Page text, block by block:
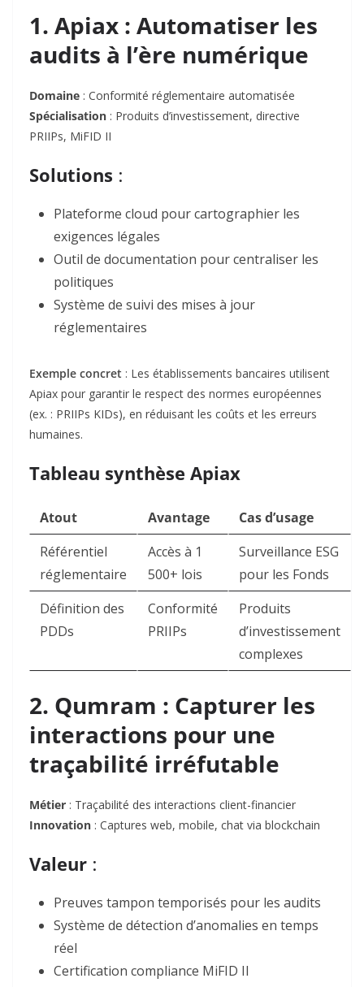
1. Apiax : Automatiser les
audits à l’ère numérique
Domaine : Conformité réglementaire automatisée
Spécialisation : Produits d’investissement, directive
PRIIPs, MiFID II
Solutions :
Plateforme cloud pour cartographier les
exigences légales
Outil de documentation pour centraliser les
politiques
Système de suivi des mises à jour
réglementaires
Exemple concret : Les établissements bancaires utilisent
Apiax pour garantir le respect des normes européennes
(ex. : PRIIPs KIDs), en réduisant les coûts et les erreurs
humaines.
Tableau synthèse Apiax
Atout Avantage
Cas d’usage
Référentiel
réglementaire
Accès à 1
500+ lois
Surveillance ESG
pour les Fonds
Définition des
PDDs
Conformité
PRIIPs
Produits
d’investissement
complexes
2. Qumram : Capturer les
interactions pour une
traçabilité irréfutable
Métier : Traçabilité des interactions client-financier
Innovation : Captures web, mobile, chat via blockchain
Valeur :
Preuves tampon temporisés pour les audits
Système de détection d’anomalies en temps
réel
Certification compliance MiFID II